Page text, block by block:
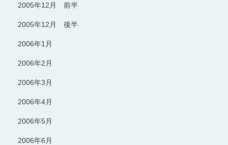
2005年12月 前半
2005年12月 後半
2006年1月
2006年2月
2006年3月
2006年4月
2006年5月
2006年6月